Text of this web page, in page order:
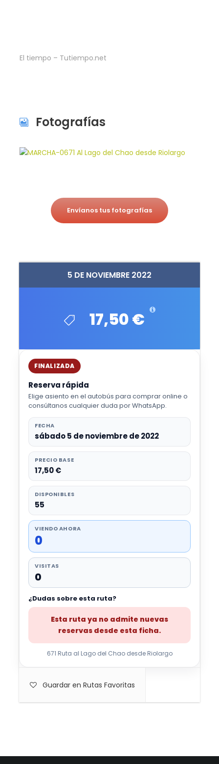
5 DE NOVIEMBRE 2022
17,50 €
FINALIZADA
Reserva rápida
Elige asiento en el autobús para comprar online o
consúltanos cualquier duda por WhatsApp.
FECHA
sábado 5 de noviembre de 2022
PRECIO BASE
17,50 €
DISPONIBLES
55
VIENDO AHORA
0
VISITAS
0
¿Dudas sobre esta ruta?
Esta ruta ya no admite nuevas
reservas desde esta ficha.
671 Ruta al Lago del Chao desde Riolargo
Guardar en Rutas Favoritas
El tiempo – Tutiempo.net
Fotografías
Envíanos tus fotografías